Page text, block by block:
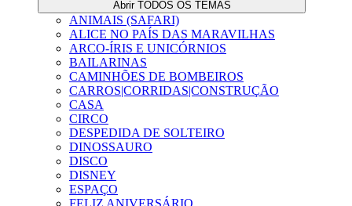
Abrir TODOS OS TEMAS
ANIMAIS (SAFARI)
ALICE NO PAÍS DAS MARAVILHAS
ARCO-ÍRIS E UNICÓRNIOS
BAILARINAS
CAMINHÕES DE BOMBEIROS
CARROS|CORRIDAS|CONSTRUÇÃO
CASA
CIRCO
DESPEDIDA DE SOLTEIRO
DINOSSAURO
DISCO
DISNEY
ESPAÇO
FELIZ ANIVERSÁRIO